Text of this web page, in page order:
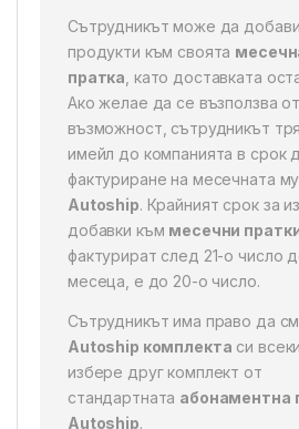
Сътрудникът може да
продукти към своята
пратка , като доставката
Ако желае да се възползва
възможност, сътрудникът
имейл до компанията в срок
фактуриране на месечната му
Autoship. Крайният срок за
добавки към месечни
фактурират след 21-о число
месеца, е до 20-о число.
Сътрудникът има право да
Autoship комплекта си
избере друг комплект от
стандартната абонаментна
Autoship.